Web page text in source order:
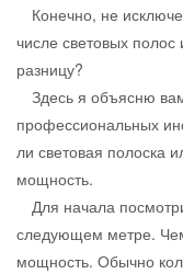
Конечно, не
числе световых полос
разницу?
Здесь я объясню
профессиональных
ли световая полоска
мощность.
Для начала
следующем метре.
мощность. Обычно